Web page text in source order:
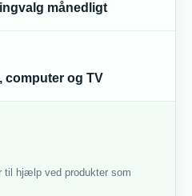
månedligt
computer og TV
til hjælp ved produkter som